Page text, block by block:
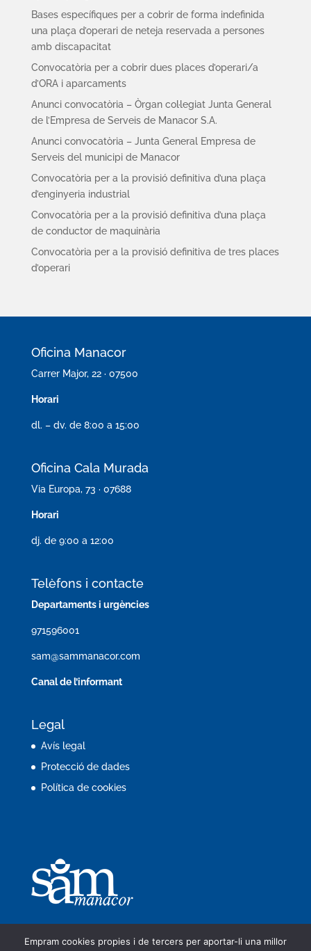
Bases específiques per a cobrir de forma indefinida
una plaça d’operari de neteja reservada a persones
amb discapacitat
Convocatòria per a cobrir dues places d’operari/a
d’ORA i aparcaments
Anunci convocatòria – Òrgan col·legiat Junta General
de l’Empresa de Serveis de Manacor S.A.
Anunci convocatòria – Junta General Empresa de
Serveis del municipi de Manacor
Convocatòria per a la provisió definitiva d’una plaça
d’enginyeria industrial
Convocatòria per a la provisió definitiva d’una plaça
de conductor de maquinària
Convocatòria per a la provisió definitiva de tres places
d’operari
Oficina Manacor
Carrer Major, 22 · 07500
Horari
dl. – dv. de 8:00 a 15:00
Oficina Cala Murada
Via Europa, 73 · 07688
Horari
dj. de 9:00 a 12:00
Telèfons i contacte
Departaments i urgències
971596001
sam@sammanacor.com
Canal de l’informant
Legal
Avís legal
Protecció de dades
Política de cookies
Empram cookies propies i de tercers per aportar-li una millor